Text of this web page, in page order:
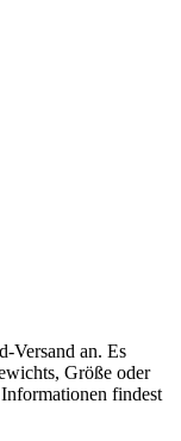
Versand an. Es
Größe oder
findest